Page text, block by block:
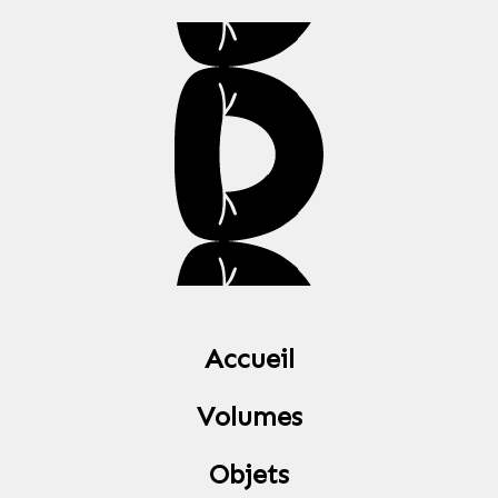
Accueil
Volumes
Objets